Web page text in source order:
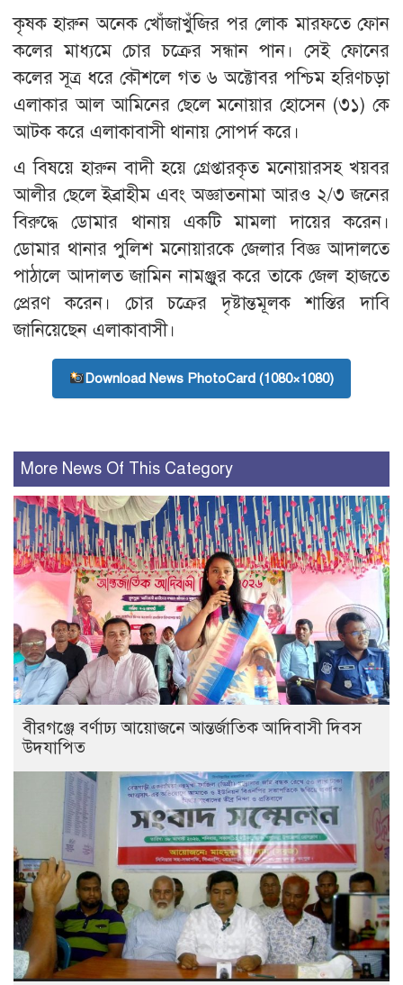
কৃষক হারুন অনেক খোঁজাখুঁজির পর লোক মারফতে ফোন
কলের মাধ্যমে চোর চক্রের সন্ধান পান। সেই ফোনের
কলের সূত্র ধরে কৌশলে গত ৬ অক্টোবর পশ্চিম হরিণচড়া
এলাকার আল আমিনের ছেলে মনোয়ার হোসেন (৩১) কে
আটক করে এলাকাবাসী থানায় সোপর্দ করে।
এ বিষয়ে হারুন বাদী হয়ে গ্রেপ্তারকৃত মনোয়ারসহ খয়বর
আলীর ছেলে ইব্রাহীম এবং অজ্ঞাতনামা আরও ২/৩ জনের
বিরুদ্ধে ডোমার থানায় একটি মামলা দায়ের করেন।
ডোমার থানার পুলিশ মনোয়ারকে জেলার বিজ্ঞ আদালতে
পাঠালে আদালত জামিন নামঞ্জুর করে তাকে জেল হাজতে
প্রেরণ করেন। চোর চক্রের দৃষ্টান্তমূলক শাস্তির দাবি
জানিয়েছেন এলাকাবাসী।
Download News PhotoCard (1080×1080)
More News Of This Category
বীরগঞ্জে বর্ণাঢ্য আয়োজনে আন্তর্জাতিক আদিবাসী দিবস
উদযাপিত